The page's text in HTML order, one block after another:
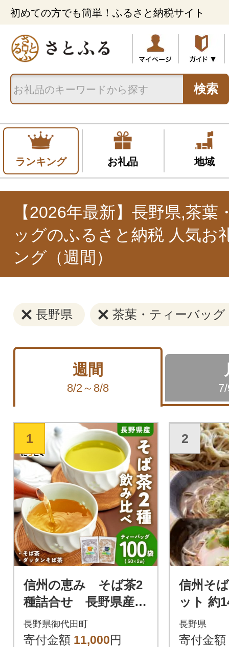
初めての方でも簡単！ふるさと納税サイト
検索
ランキング お礼品 地域
【2026年最新】長野県,茶葉
ッグのふるさと納税 人気お
ング（週間）
長野県 茶葉・ティーバッグ
週間
8/2～8/8
1
信州の恵み そば茶2
種詰合せ 長野県産テ
ィーバッグ(各50袋入
り)
長野県御代田町
寄付金額 11,000円
2
信州そ
ット 約
長野県
寄付金額